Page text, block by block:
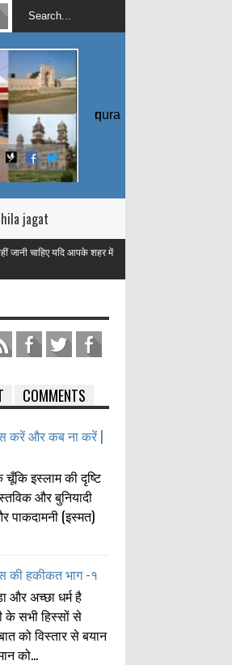
quran
jagat
यदि आपके शहर में
तक़वा
COMMENTS
करें और कब ना करें |
इस्लाम की दृष्टि
और बुनियादी
पाकदामनी (इस्मत)
की हकीकत भाग -१
और अच्छा धर्म है
के सभी हिस्सों से
को विस्तार से बयान
को...